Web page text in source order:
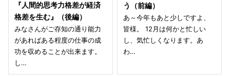
『人間的思考力格差が経済
格差を生む』（後編）
みなさんがご存知の通り能力
があればある程度の仕事の成
功を収めることが出来ます。
し…
う（前編）
あ～今年もあと少しですよ、
皆様。 12月は何かと忙しい
し、気忙しくなります。あ
わ…